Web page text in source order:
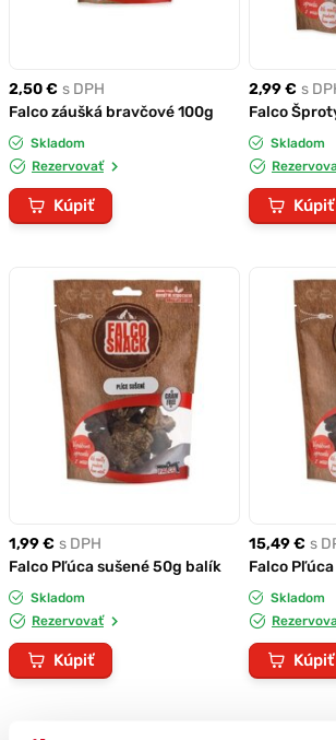
2,50 € s DPH
Falco záušká bravčové 100g
Skladom
Rezervovať
Kúpiť
2,99 € s
Falco
Skladom
Kúpiť
1,99 € s DPH
Falco Pľúca sušené 50g balík
Skladom
Rezervovať
Kúpiť
15,49 € s
Falco
Skladom
Kúpiť